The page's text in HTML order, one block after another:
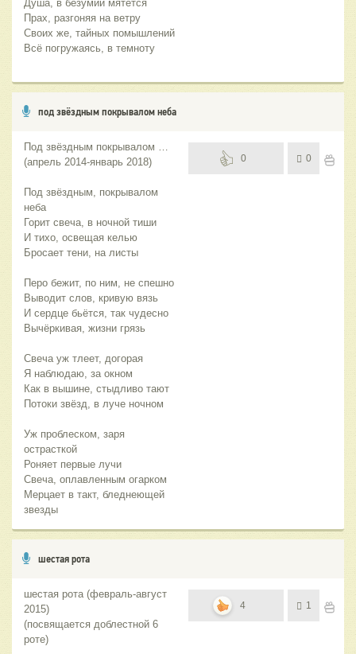
Душа, в безумии мятется
Прах, разгоняя на ветру
Своих же, тайных помышлений
Всё погружаясь, в темноту
под звёздным покрывалом неба
Под звёздным покрывалом …
(апрель 2014-январь 2018)
Под звёздным, покрывалом
неба
Горит свеча, в ночной тиши
И тихо, освещая келью
Бросает тени, на листы
Перо бежит, по ним, не спешно
Выводит слов, кривую вязь
И сердце бьётся, так чудесно
Вычёркивая, жизни грязь
Свеча уж тлеет, догорая
Я наблюдаю, за окном
Как в вышине, стыдливо тают
Потоки звёзд, в луче ночном
Уж проблеском, заря
острасткой
Роняет первые лучи
Свеча, оплавленным огарком
Мерцает в такт, бледнеющей
звезды
0 0
шестая рота
шестая рота (февраль-август
2015)
(посвящается доблестной 6
роте)
4 1